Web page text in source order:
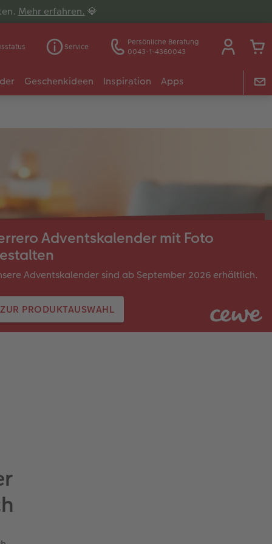
Mehr erfahren. 💎
Service
Persönliche Beratung
0043-1-4360043
Geschenkideen Inspiration Apps
Adventskalender mit Foto
Adventskalender sind ab September 2026 erhältlich.
ZUR PRODUKTAUSWAHL